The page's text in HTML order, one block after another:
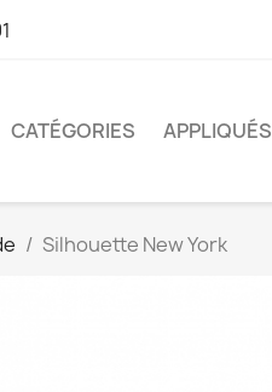
CATÉGORIES APPLIQUÉS
Silhouette New York